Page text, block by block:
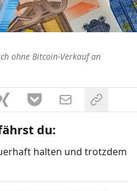
ohne Bitcoin-Verkauf an
du:
halten und trotzdem